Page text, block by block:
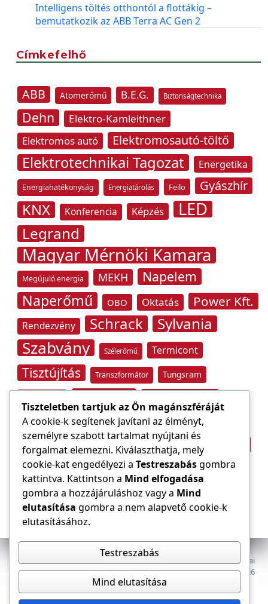
Intelligens töltés otthontól a flottákig –
bemutatkozik az ABB Terra AC Gen 2
Címkefelhő
ABB Atomerőmű B.E.G. Biztonságtechnika
Dehn
Elektro-Kamleithner
Elektromos autó
Elektromosautó-töltő
Elektrotechnikai Tagozat Energetika
Energiahatékonyság Energiatárolás Feilo Gyászhír
KNX Konferencia Képzés LED
Legrand
Magyar Mérnöki Kamara
Megújuló energia MEKH Napelem
Naperőmű OBO Oktatás Power Kft.
Rendezvény Schrack Sylvania
Szabvány Szélerőmű Termicont
Tisztújítás Transzformátor Tungsram
Villámvédelem
Világítástechnika Áramfogyasztás
Áramszolgáltató Építőipar átviteli hálózat
Az E-VILLAMOS szaklap a Magyar Mérnöki Kamara Elektrotechnikai
Tagozatának lapja. Minden jog fenntartva, © 2009–2026
Tiszteletben tartjuk az Ön magánszféráját
A cookie-k segítenek javítani az élményt,
személyre szabott tartalmat nyújtani és
forgalmat elemezni. Kiválaszthatja, mely
cookie-kat engedélyezi a Testreszabásgombra
kattintva. Kattintson a Mind elfogadása
gombra a hozzájáruláshoz vagy a Mind
elutasítása gombra a nem alapvető cookie-k
elutasításához.
Testreszabás
Mind elutasítása